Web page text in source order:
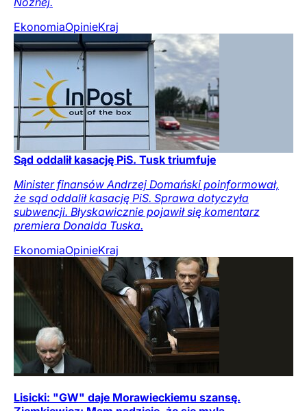
EkonomiaOpinieKraj
Sąd oddalił kasację PiS. Tusk triumfuje
Minister finansów Andrzej Domański poinformował,
że sąd oddalił kasację PiS. Sprawa dotyczyła
subwencji. Błyskawicznie pojawił się komentarz
premiera Donalda Tuska.
EkonomiaOpinieKraj
Lisicki: "GW" daje Morawieckiemu szansę.